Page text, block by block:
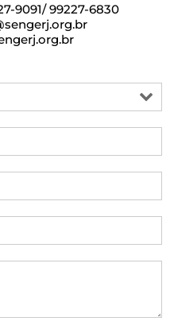
9091/ 99227-6830